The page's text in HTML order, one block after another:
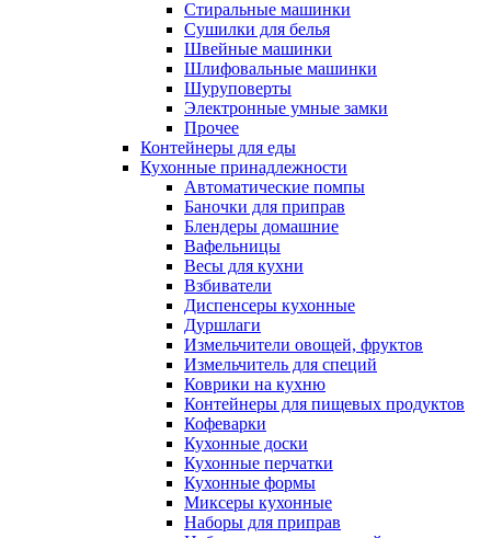
Стиральные машинки
Сушилки для белья
Швейные машинки
Шлифовальные машинки
Шуруповерты
Электронные умные замки
Прочее
Контейнеры для еды
Кухонные принадлежности
Автоматические помпы
Баночки для приправ
Блендеры домашние
Вафельницы
Весы для кухни
Взбиватели
Диспенсеры кухонные
Дуршлаги
Измельчители овощей, фруктов
Измельчитель для специй
Коврики на кухню
Контейнеры для пищевых продуктов
Кофеварки
Кухонные доски
Кухонные перчатки
Кухонные формы
Миксеры кухонные
Наборы для приправ